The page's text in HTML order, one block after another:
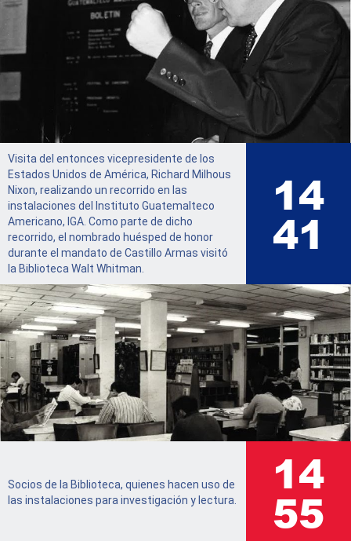
Visita del entonces vicepresidente de los
Estados Unidos de América, Richard Milhous
Nixon, realizando un recorrido en las
instalaciones del Instituto Guatemalteco
Americano, IGA. Como parte de dicho
recorrido, el nombrado huésped de honor
durante el mandato de Castillo Armas visitó
la Biblioteca Walt Whitman.
16
47
16
63
Socios de la Biblioteca, quienes hacen uso de
las instalaciones para investigación y lectura.